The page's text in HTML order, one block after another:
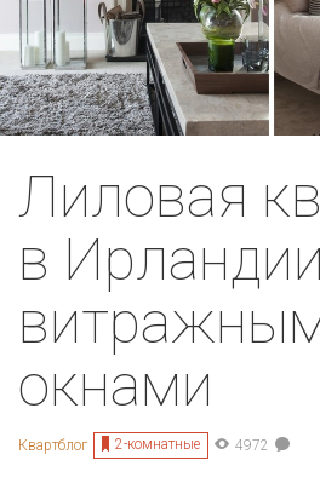
Лиловая
в
окнами
Квартблог 2-комнатные 4972